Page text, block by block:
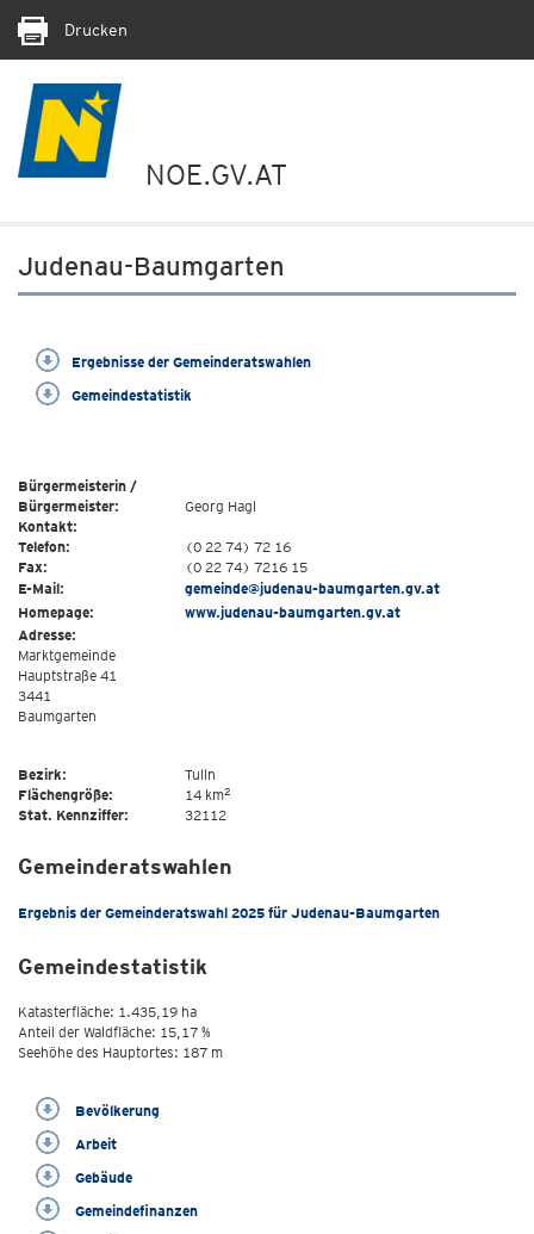
Drucken
NOE.GV.AT
Judenau-Baumgarten
Ergebnisse der Gemeinderatswahlen
Gemeindestatistik
Bürgermeisterin /
Bürgermeister:
Georg Hagl
Kontakt:
Telefon:
(0 22 74) 72 16
Fax:
(0 22 74) 7216 15
E-Mail:
gemeinde@judenau-baumgarten.gv.at
Homepage:
www.judenau-baumgarten.gv.at
Adresse:
Marktgemeinde
Hauptstraße 41
3441
Baumgarten
Bezirk:
Tulln
Flächengröße:
14 km2
Stat. Kennziffer: 32112
Gemeinderatswahlen
Ergebnis der Gemeinderatswahl 2025 für Judenau-Baumgarten
Gemeindestatistik
Katasterfläche: 1.435,19 ha
Anteil der Waldfläche: 15,17 %
Seehöhe des Hauptortes: 187 m
Bevölkerung
Arbeit
Gebäude
Gemeindefinanzen